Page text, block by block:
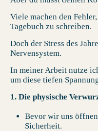
Viele machen den
Tagebuch zu schreiben.
Doch der Stress des
Nervensystem.
In meiner Arbeit nutze
um diese tiefen
1. Die physische
Bevor wir uns
Sicherheit.